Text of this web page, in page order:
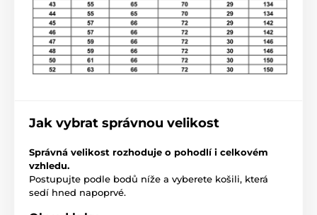
Jak vybrat správnou velikost
Správná velikost rozhoduje o pohodlí i celkovém
vzhledu.
Postupujte podle bodů níže a vyberete košili, která
sedí hned napoprvé.